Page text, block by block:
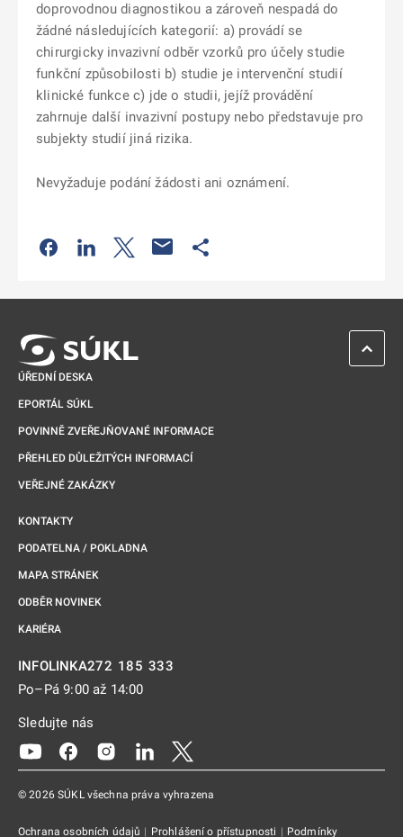
doprovodnou diagnostikou a zároveň nespadá do
žádné následujících kategorií: a) provádí se
chirurgicky invazivní odběr vzorků pro účely studie
funkční způsobilosti b) studie je intervenční studií
klinické funkce c) jde o studii, jejíž provádění
zahrnuje další invazivní postupy nebo představuje pro
subjekty studií jiná rizika.
Nevyžaduje podání žádosti ani oznámení.
Odkaz se otevře na nové kartě
Odkaz se otevře na nové kartě
Odkaz se otevře na nové kartě
ÚŘEDNÍ DESKA
EPORTÁL SÚKL
POVINNĚ ZVEŘEJŇOVANÉ INFORMACE
PŘEHLED DŮLEŽITÝCH INFORMACÍ
VEŘEJNÉ ZAKÁZKY
KONTAKTY
PODATELNA / POKLADNA
MAPA STRÁNEK
ODBĚR NOVINEK
KARIÉRA
INFOLINKA272 185 333
Po–Pá 9:00 až 14:00
Sledujte nás
Odkaz se otevře na nové kartě
Odkaz se otevře na nové kartě
Odkaz se otevře na nové kartě
Odkaz se otevře na nové kartě
© 2026 SÚKL všechna práva vyhrazena
Ochrana osobních údajů | Prohlášení o přístupnosti | Podmínky
ZPĚT